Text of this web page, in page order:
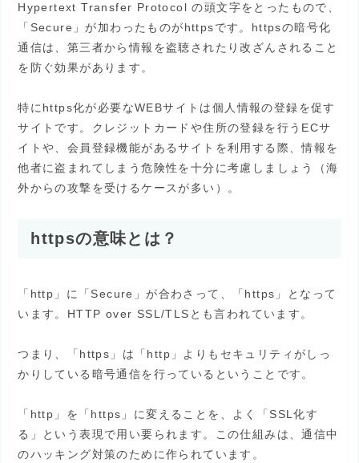
Hypertext Transfer Protocol の頭文字をとったもので、
「Secure」が加わったものがhttpsです。httpsの暗号化
通信は、第三者から情報を盗聴されたり改ざんされること
を防ぐ効果があります。
特にhttps化が必要なWEBサイトは個人情報の登録を促す
サイトです。クレジットカードや住所の登録を行うECサ
イトや、会員登録機能があるサイトを利用する際、情報を
他者に盗まれてしまう危険性を十分に考慮しましょう（海
外からの攻撃を受けるケースが多い）。
httpsの意味とは？
「http」に「Secure」が合わさって、「https」となって
います。HTTP over SSL/TLSとも言われています。
つまり、「https」は「http」よりもセキュリティがしっ
かりしている暗号通信を行っているということです。
「http」を「https」に変えることを、よく「SSL化す
る」という表現で用い要られます。この仕組みは、通信中
のハッキング対策のために作られています。